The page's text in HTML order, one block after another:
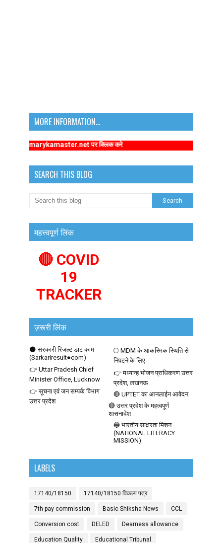
MORE INFORMATION...
पर क्लिक करे
SEARCH THIS BLOG
महत्त्वपूर्ण लिंक
🔴 COVID
19
TRACKER
ज़रूरी लिंक
🌑 सरकारी रिजल्ट डाट काम
(Sarkariresult●com)
🌕 MDM के आकस्मिक स्थिति से
निपटने के लिए
👉 Uttar Pradesh Chief
Minister Office, Lucknow
👉 मध्यान्ह भोजन प्राधिकरण उत्तर
प्रदेश, लखनऊ
👉 सूचना एवं जन सम्पर्क विभाग
उत्तर प्रदेश
🔴 UPTET का आनलाईन आवेदन
🔴 उत्तर प्रदेश के महत्वपूर्ण
शासनादेश
🔵 भारतीय साक्षरता मिशन
(NATIONAL LITERACY
MISSION)
LABELS
17140/18150 17140/18150 विकल्प पत्र
7th pay commission Basic Shiksha News CCL
Conversion cost DELED Dearness allowance
Education Quality Educational Tribunal